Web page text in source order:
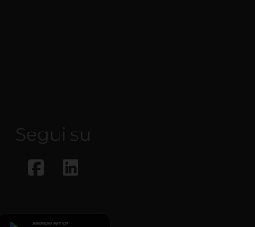
Segui su